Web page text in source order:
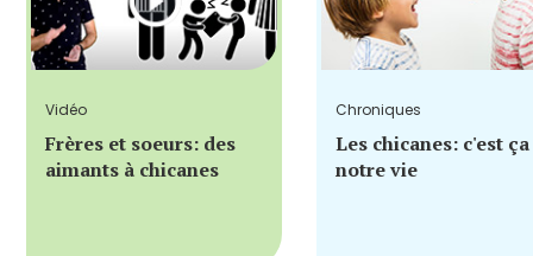
Vidéo
Frères et soeurs: des
aimants à chicanes
Chroniques
Les chicanes: c'est ça
notre vie